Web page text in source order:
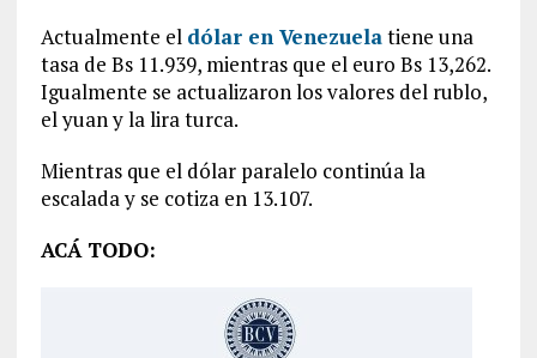
Actualmente el dólar en Venezuelatiene una
tasa de Bs 11.939, mientras que el euro Bs 13,262.
Igualmente se actualizaron los valores del rublo,
el yuan y la lira turca.
Mientras que el dólar paralelo continúa la
escalada y se cotiza en 13.107.
ACÁ TODO: